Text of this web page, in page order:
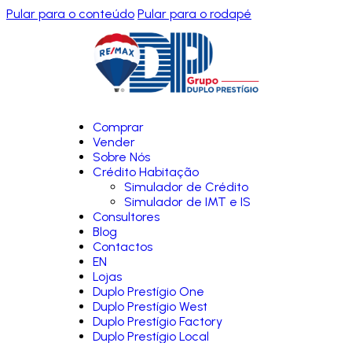
Pular para o conteúdo Pular para o rodapé
Comprar
Vender
Sobre Nós
Crédito Habitação
Simulador de Crédito
Simulador de IMT e IS
Consultores
Blog
Contactos
EN
Lojas
Duplo Prestígio One
Duplo Prestígio West
Duplo Prestígio Factory
Duplo Prestígio Local